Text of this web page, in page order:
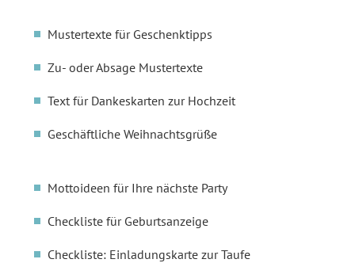
Mustertexte für Geschenktipps
Zu- oder Absage Mustertexte
Text für Dankeskarten zur Hochzeit
Geschäftliche Weihnachtsgrüße
Mottoideen für Ihre nächste Party
Checkliste für Geburtsanzeige
Checkliste: Einladungskarte zur Taufe